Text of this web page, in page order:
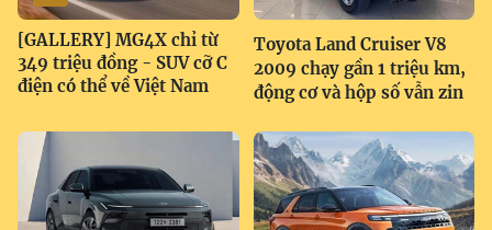
[GALLERY] MG4X chỉ từ
349 triệu đồng - SUV cỡ C
điện có thể về Việt Nam
Toyota Land Cruiser V8
2009 chạy gần 1 triệu km,
động cơ và hộp số vẫn zin